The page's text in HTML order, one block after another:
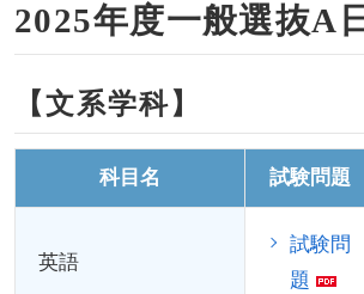
2025年度一般選抜A
【文系学科】
科目名 試験問題
英語
試験問
題